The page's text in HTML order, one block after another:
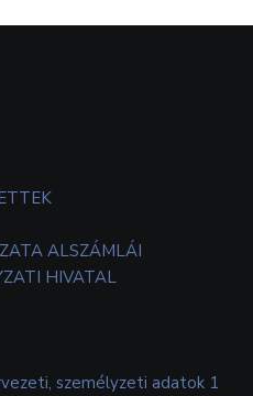
ALSZÁMLÁI
HIVATAL
személyzeti adatok 1